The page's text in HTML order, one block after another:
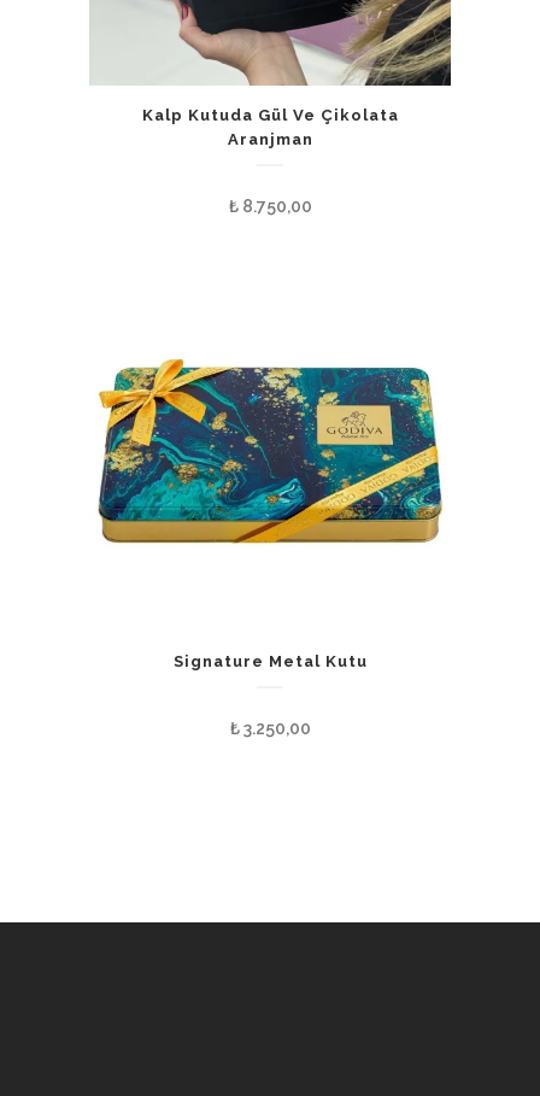
Kalp Kutuda Gül Ve Çikolata
Aranjman
₺8.750,00
Signature Metal Kutu
₺3.250,00